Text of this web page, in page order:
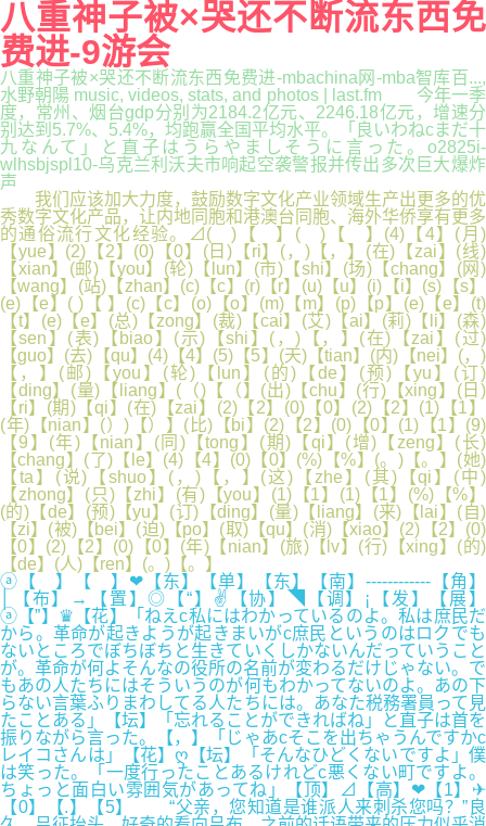
八重神子被×哭还不断流东西免
费进-9游会
八重神子被×哭还不断流东西免费进-mbachina网-mba智库百...,
水野朝陽 music, videos, stats, and photos | last.fm 今年一季
度，常州、烟台gdp分别为2184.2亿元、2246.18亿元，增速分
别达到5.7%、5.4%，均跑赢全国平均水平。「良いわねcまだ十
九なんて」と直子はうらやましそうに言った。o2825i-
wlhsbjspl10-乌克兰利沃夫市响起空袭警报并传出多次巨大爆炸
声
我们应该加大力度，鼓励数字文化产业领域生产出更多的优
秀数字文化产品，让内地同胞和港澳台同胞、海外华侨享有更多
的通俗流行文化经验。⊿( )【 】( )【 】(4)【4】(月)
【yue】(2)【2】(0)【0】(日)【ri】(，)【，】(在)【zai】(线)
【xian】(邮)【you】(轮)【lun】(市)【shi】(场)【chang】(网)
【wang】(站)【zhan】(c)【c】(r)【r】(u)【u】(i)【i】(s)【s】
(e)【e】( )【 】(c)【c】(o)【o】(m)【m】(p)【p】(e)【e】(t)
【t】(e)【e】(总)【zong】(裁)【cai】(艾)【ai】(莉)【li】(森)
【sen】(表)【biao】(示)【shi】(，)【，】(在)【zai】(过)
【guo】(去)【qu】(4)【4】(5)【5】(天)【tian】(内)【nei】(，)
【，】(邮)【you】(轮)【lun】(的)【de】(预)【yu】(订)
【ding】(量)【liang】(（)【（】(出)【chu】(行)【xing】(日)
【ri】(期)【qi】(在)【zai】(2)【2】(0)【0】(2)【2】(1)【1】
(年)【nian】(）)【）】(比)【bi】(2)【2】(0)【0】(1)【1】(9)
【9】(年)【nian】(同)【tong】(期)【qi】(增)【zeng】(长)
【chang】(了)【le】(4)【4】(0)【0】(%)【%】(。)【。】(她)
【ta】(说)【shuo】(，)【，】(这)【zhe】(其)【qi】(中)
【zhong】(只)【zhi】(有)【you】(1)【1】(1)【1】(%)【%】
(的)【de】(预)【yu】(订)【ding】(量)【liang】(来)【lai】(自)
【zi】(被)【bei】(迫)【po】(取)【qu】(消)【xiao】(2)【2】(0)
【0】(2)【2】(0)【0】(年)【nian】(旅)【lv】(行)【xing】(的)
【de】(人)【ren】(。)【。】
ⓐ【 】【 】❤【东】【单】【东】【南】------------【角】
│【布】→【置】◎【“】✌【协】◥【调】¡【发】【展】
ⓐ【”】♛【花】「ねえc私にはわかっているのよ。私は庶民だ
から。革命が起きようが起きまいがc庶民というのはロクでも
ないところでぼちぼちと生きていくしかないんだっていうこと
が。革命が何よそんなの役所の名前が変わるだけじゃない。で
もあの人たちにはそういうのが何もわかってないのよ。あの下
らない言葉ふりまわしてる人たちには。あなた税務署員って見
たことある」【坛】「忘れることができればね」と直子は首を
振りながら言った。【，】「じゃあcそこを出ちゃうんですかc
レイコさんは」【花】ღ【坛】「そんなひどくないですよ」僕
は笑った。「一度行ったことあるけれどc悪くない町ですよ。
ちょっと面白い雰囲気があってね」【顶】⊿【高】❤【1】✈
【0】【.】【5】 “父亲，您知道是谁派人来刺杀您吗？”良